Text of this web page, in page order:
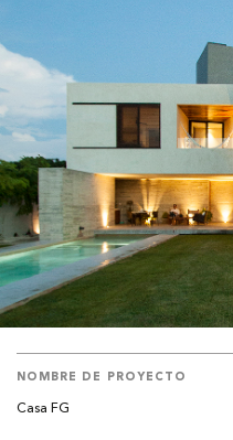
NOMBRE DE PROYECTO
Casa FG